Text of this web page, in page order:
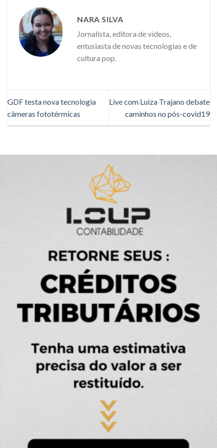
NARA SILVA
Jornalista, editora de vídeos,
entusiasta de novas tecnologias e de
cultura pop.
GDF testa nova tecnologia
câmeras fototérmicas
Live com Luiza Trajano debate
caminhos no pós-covid19